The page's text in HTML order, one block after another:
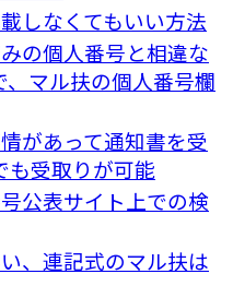
しなくてもいい方法
の個人番号と相違な
マル扶の個人番号欄
があって通知書を受
も受取りが可能
公表サイト上での検
、連記式のマル扶は